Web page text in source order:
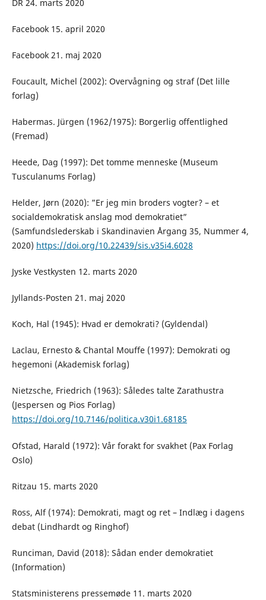
DR 24. marts 2020
Facebook 15. april 2020
Facebook 21. maj 2020
Foucault, Michel (2002): Overvågning og straf (Det lille
forlag)
Habermas. Jürgen (1962/1975): Borgerlig offentlighed
(Fremad)
Heede, Dag (1997): Det tomme menneske (Museum
Tusculanums Forlag)
Helder, Jørn (2020): ”Er jeg min broders vogter? – et
socialdemokratisk anslag mod demokratiet”
(Samfundslederskab i Skandinavien Årgang 35, Nummer 4,
2020) https://doi.org/10.22439/sis.v35i4.6028
Jyske Vestkysten 12. marts 2020
Jyllands-Posten 21. maj 2020
Koch, Hal (1945): Hvad er demokrati? (Gyldendal)
Laclau, Ernesto & Chantal Mouffe (1997): Demokrati og
hegemoni (Akademisk forlag)
Nietzsche, Friedrich (1963): Således talte Zarathustra
(Jespersen og Pios Forlag)
https://doi.org/10.7146/politica.v30i1.68185
Ofstad, Harald (1972): Vår forakt for svakhet (Pax Forlag
Oslo)
Ritzau 15. marts 2020
Ross, Alf (1974): Demokrati, magt og ret – Indlæg i dagens
debat (Lindhardt og Ringhof)
Runciman, David (2018): Sådan ender demokratiet
(Information)
Statsministerens pressemøde 11. marts 2020